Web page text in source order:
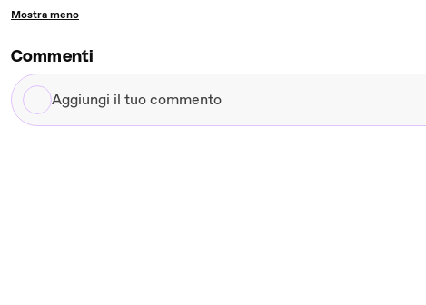
Mostra meno
Commenti
Aggiungi
il